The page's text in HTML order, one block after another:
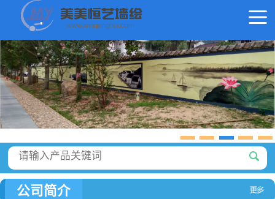
公司简介